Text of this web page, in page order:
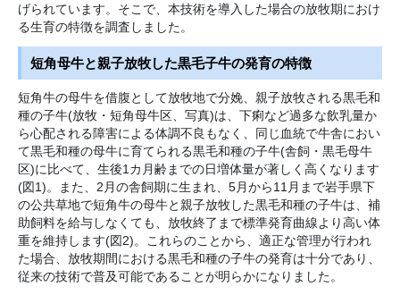
げられています。そこで、本技術を導入した場合の放牧期におけ
る生育の特徴を調査しました。
短角母牛と親子放牧した黒毛子牛の発育の特徴
短角牛の母牛を借腹として放牧地で分娩、親子放牧される黒毛和
種の子牛(放牧・短角母牛区、写真)は、下痢など過多な飲乳量か
ら心配される障害による体調不良もなく、同じ血統で牛舎におい
て黒毛和種の母牛に育てられる黒毛和種の子牛(舎飼・黒毛母牛
区)に比べて、生後1カ月齢までの日増体量が著しく高くなります
(図1)。また、2月の舎飼期に生まれ、5月から11月まで岩手県下
の公共草地で短角牛の母牛と親子放牧した黒毛和種の子牛は、補
助飼料を給与しなくても、放牧終了まで標準発育曲線より高い体
重を維持します(図2)。これらのことから、適正な管理が行われ
た場合、放牧期間における黒毛和種の子牛の発育は十分であり、
従来の技術で普及可能であることが明らかになりました。